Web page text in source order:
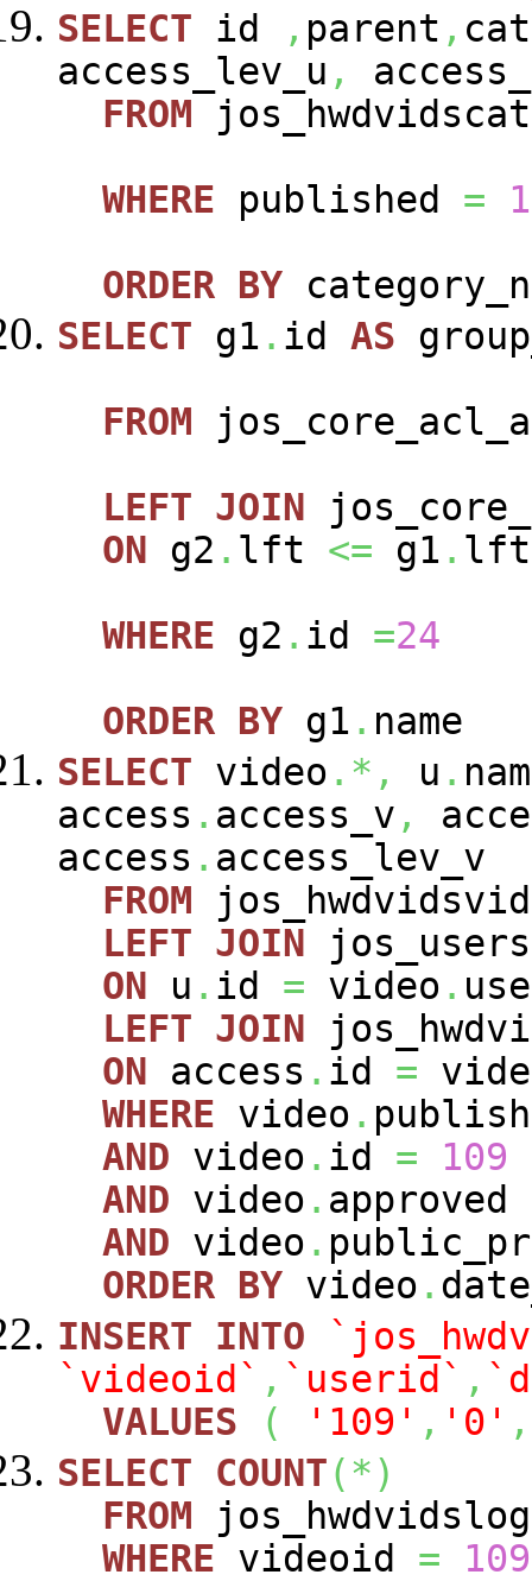
SELECT id , parent ,
access_lev_u ,
FROM
WHERE published =
1
ORDER BY
SELECT g1 . id AS
FROM
LEFT JOIN
ON g2 . lft <= g1 . lft
WHERE g2 . id =24
ORDER BY g1 . name
SELECT video .*, u .
access . access_v ,
access . access_lev_v
FROM
LEFT JOIN
ON u . id = video .
LEFT JOIN
ON access . id =
WHERE video .
AND video . id =
109
AND video . approved
AND video .
ORDER BY video .
INSERT
INTO
`videoid` , `userid` ,
VALUES
( '109' , '0' ,
SELECT
COUNT(*)
FROM
WHERE videoid =
109